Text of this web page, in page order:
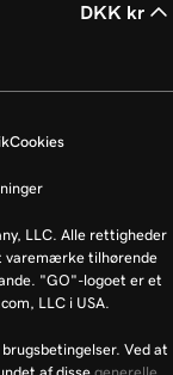
DKK kr
Cookies
LLC. Alle rettigheder
varemærke tilhørende
"GO"-logoet er et
LLC i USA.
Ved at